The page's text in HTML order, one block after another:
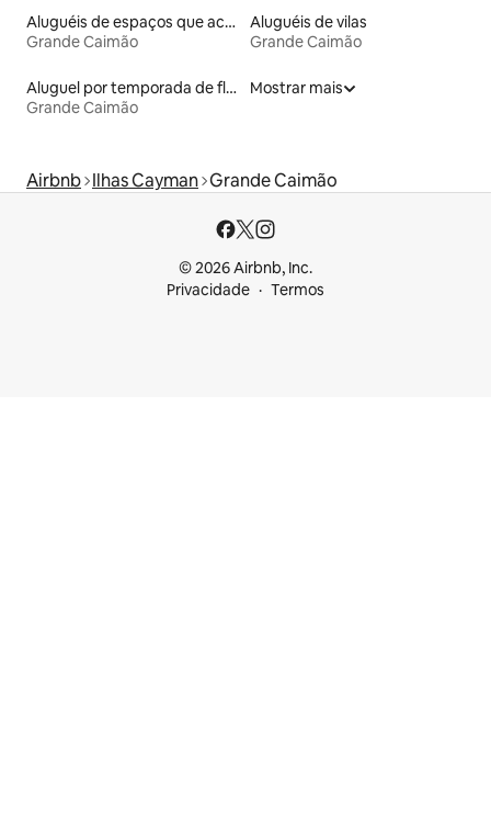
Aluguéis de espaços que aceitam animais de estimação
Grande Caimão
Aluguéis de vilas
Grande Caimão
Aluguel por temporada de flats
Grande Caimão
Mostrar mais
Airbnb Ilhas Cayman Grande Caimão
© 2026 Airbnb, Inc.
Privacidade
Termos